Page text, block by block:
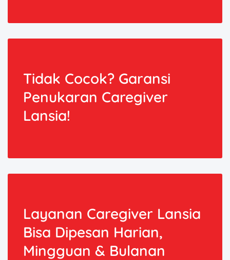
Tidak Cocok? Garansi
Penukaran Caregiver
Lansia!
Layanan Caregiver Lansia
Bisa Dipesan Harian,
Mingguan & Bulanan